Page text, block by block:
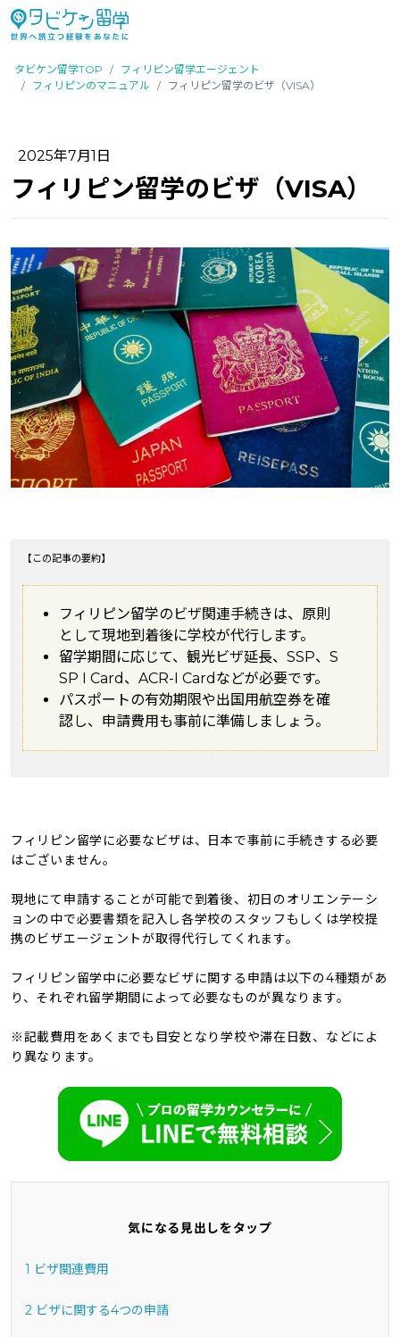
タビケン留学TOP
フィリピン留学エージェント
フィリピンのマニュアル
フィリピン留学のビザ（VISA）
2025年7月1日
フィリピン留学のビザ（VISA）
【この記事の要約】
フィリピン留学のビザ関連手続きは、原則
として現地到着後に学校が代行します。
留学期間に応じて、観光ビザ延長、SSP、S
SP I Card、ACR-I Cardなどが必要です。
パスポートの有効期限や出国用航空券を確
認し、申請費用も事前に準備しましょう。
フィリピン留学に必要なビザは、日本で事前に手続きする必要
はございません。
現地にて申請することが可能で到着後、初日のオリエンテーシ
ョンの中で必要書類を記入し各学校のスタッフもしくは学校提
携のビザエージェントが取得代行してくれます。
フィリピン留学中に必要なビザに関する申請は以下の4種類があ
り、それぞれ留学期間によって必要なものが異なります。
※記載費用をあくまでも目安となり学校や滞在日数、などによ
り異なります。
気になる見出しをタップ
1 ビザ関連費用
2 ビザに関する4つの申請